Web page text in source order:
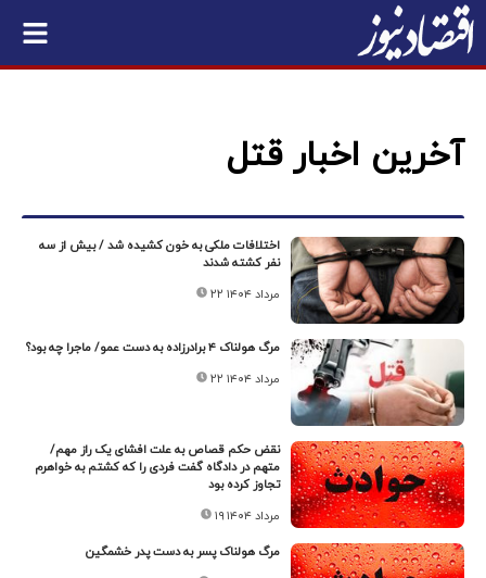
آخرین اخبار قتل
اختلافات ملکی به خون کشیده شد / بیش از سه
نفر کشته شدند
۲۲ مرداد ۱۴۰۴
مرگ هولناک ۴ برادرزاده به دست عمو/ ماجرا چه بود؟
۲۲ مرداد ۱۴۰۴
نقض حکم قصاص به علت افشای یک راز مهم/
متهم در دادگاه گفت فردی را که کشتم به خواهرم
تجاوز کرده بود
۱۹ مرداد ۱۴۰۴
مرگ هولناک پسر به دست پدر خشمگین